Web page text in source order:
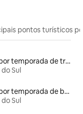
pontos turísticos
Aluguel por temporada de trailers
Sul
Aluguel por temporada de barcos
Sul